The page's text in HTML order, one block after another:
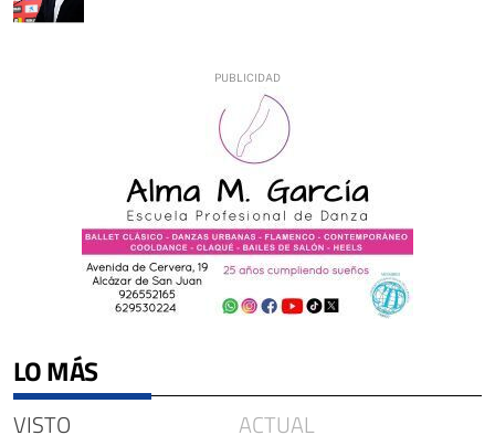
LO MÁS
VISTO ACTUAL